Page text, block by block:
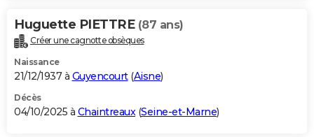
Carte de Noël
Carte Bonne année
Carte Saint-Valentin
Carte Pâques
Carte d'anniversaire
DICTIONNAIRE
Dictionnaire
Biographies
Citations
Expressions
Proverbes
PROGRAMME TV
S'inscrire
Se connecter
Lycées
Collèges
Primaires
Universités
Entreprises
Service militaire
Avis de recherche
AVIS DE DÉCÈS
Huguette PIETTRE (87 ans)
Créer une cagnotte obsèques
Naissance
21/12/1937 à Guyencourt(Aisne)
Décès
04/10/2025 à Chaintreaux(Seine-et-Marne)